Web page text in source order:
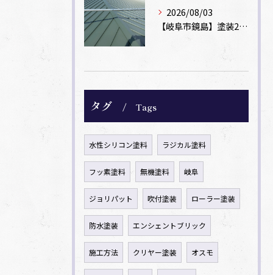
2026/08/03
【岐阜市鏡島】塗装2回のカラーベスト屋根をカバー工法でガルバリウム鋼板に改修！
タグ Tags
水性シリコン塗料 ラジカル塗料
フッ素塗料 無機塗料 岐阜
ジョリパット 吹付塗装 ローラー塗装
防水塗装 エンシェントブリック
施工方法 クリヤー塗装 オスモ